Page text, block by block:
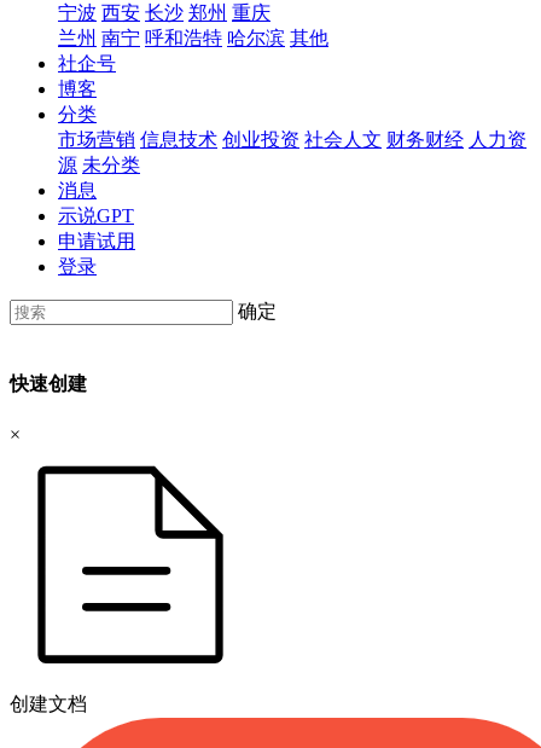
宁波 西安 长沙 郑州 重庆
兰州 南宁 呼和浩特 哈尔滨 其他
社企号
博客
分类
市场营销 信息技术 创业投资 社会人文 财务财经 人力资
源 未分类
消息
示说GPT
申请试用
登录
确定
快速创建
×
创建文档